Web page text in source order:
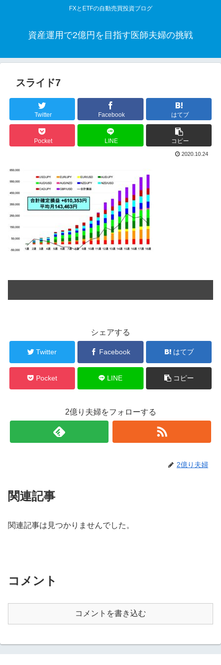
FXとETFの自動売買投資ブログ
資産運用で2億円を目指す医師夫婦の挑戦
スライド7
Twitter Facebook はてブ
Pocket LINE コピー
2020.10.24
シェアする
Twitter Facebook はてブ
Pocket LINE コピー
2億り夫婦をフォローする
2億り夫婦
関連記事
関連記事は見つかりませんでした。
コメント
コメントを書き込む